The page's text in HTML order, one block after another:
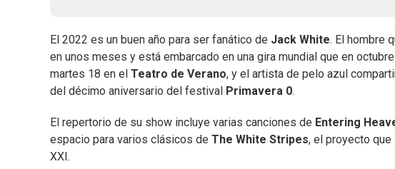
El 2022 es un buen año para ser fanático de Jack White. El hombre
en unos meses y está embarcado en una gira mundial que en
martes 18 en el Teatro de Verano, y el artista de pelo azul
del décimo aniversario del festival Primavera 0.
El repertorio de su show incluye varias canciones de Entering
espacio para varios clásicos de The White Stripes, el proyecto
XXI.